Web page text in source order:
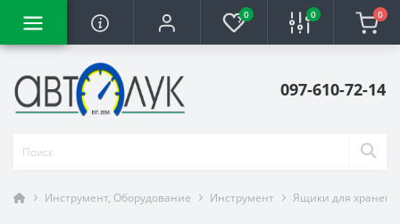
0 0 0
097-610-72-14
Инструмент, Оборудование Инструмент Ящики для